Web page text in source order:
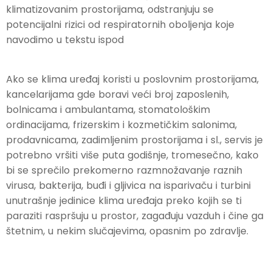
klimatizovanim prostorijama, odstranjuju se
potencijalni rizici od respiratornih oboljenja koje
navodimo u tekstu ispod
Ako se klima uređaj koristi u poslovnim prostorijama,
kancelarijama gde boravi veći broj zaposlenih,
bolnicama i ambulantama, stomatološkim
ordinacijama, frizerskim i kozmetičkim salonima,
prodavnicama, zadimljenim prostorijama i sl., servis je
potrebno vršiti više puta godišnje, tromesečno, kako
bi se sprečilo prekomerno razmnožavanje raznih
virusa, bakterija, buđi i gljivica na isparivaču i turbini
unutrašnje jedinice klima uređaja preko kojih se ti
paraziti raspršuju u prostor, zagađuju vazduh i čine ga
štetnim, u nekim slučajevima, opasnim po zdravlje.